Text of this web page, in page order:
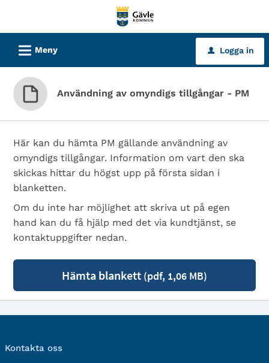
tjänster
Gävle
kommun
L Meny u Logga in
Användning av omyndigs tillgångar - PM
Här kan du hämta PM gällande användning av
omyndigs tillgångar. Information om vart den ska
skickas hittar du högst upp på första sidan i
blanketten.
Om du inte har möjlighet att skriva ut på egen
hand kan du få hjälp med det via kundtjänst, se
kontaktuppgifter nedan.
Hämta blankett (pdf, 1,06 MB)
Kontakta oss